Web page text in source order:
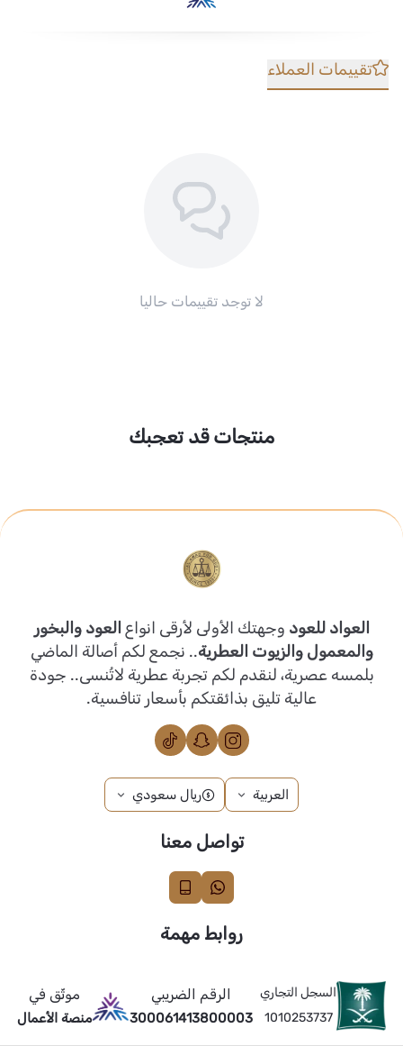
تقييمات العملاء
لا توجد تقييمات حاليا
منتجات قد تعجبك
العواد للعود وجهتك الأولى لأرقى انواع العود والبخور
والمعمول والزيوت العطرية.. نجمع لكم أصالة الماضي
بلمسه عصرية، لنقدم لكم تجربة عطرية لاتُنسى.. جودة
عالية تليق بذائقتكم بأسعار تنافسية.
العربية ريال سعودي
تواصل معنا
روابط مهمة
السجل التجاري
1010253737
الرقم الضريبي
300061413800003
موثّق في
منصة الأعمال